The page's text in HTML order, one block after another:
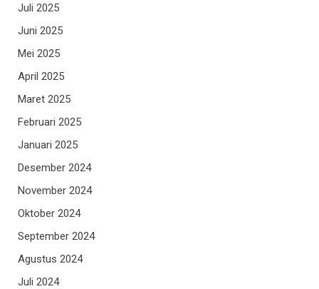
Juli 2025
Juni 2025
Mei 2025
April 2025
Maret 2025
Februari 2025
Januari 2025
Desember 2024
November 2024
Oktober 2024
September 2024
Agustus 2024
Juli 2024